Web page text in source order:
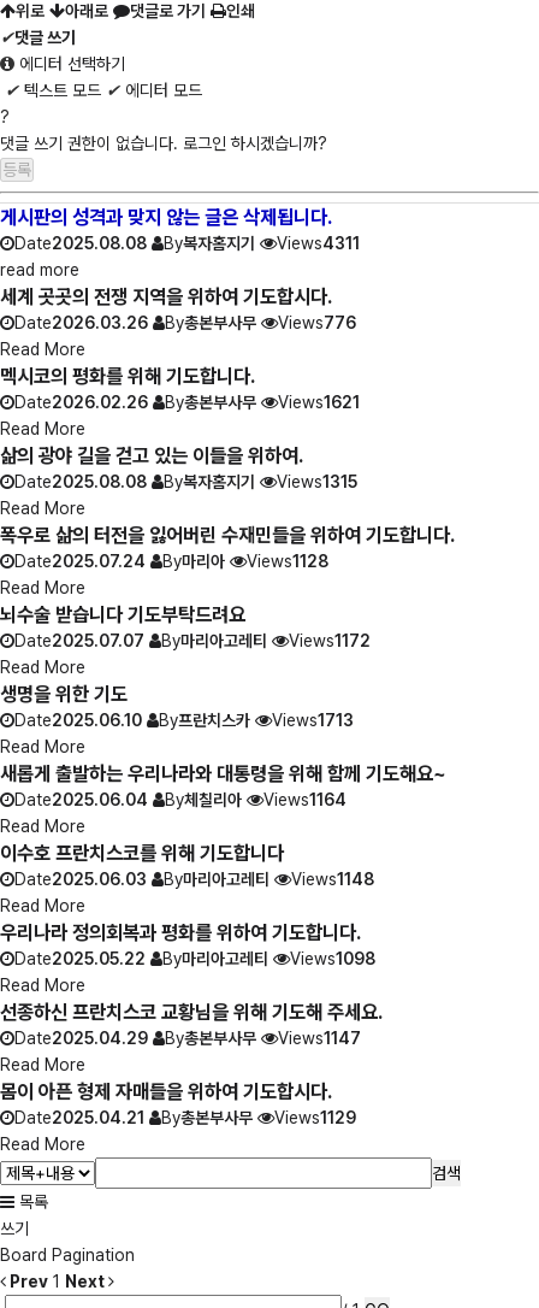
위로
아래로 댓글로 가기
인쇄
✔댓글 쓰기
에디터 선택하기
✔ 텍스트 모드 ✔ 에디터 모드
?
댓글 쓰기 권한이 없습니다. 로그인 하시겠습니까?
게시판의 성격과 맞지 않는 글은 삭제됩니다.
Date2025.08.08 By복자홈지기 Views4311
read more
세계 곳곳의 전쟁 지역을 위하여 기도합시다.
Date2026.03.26 By총본부사무 Views776
Read More
멕시코의 평화를 위해 기도합니다.
Date2026.02.26 By총본부사무 Views1621
Read More
삶의 광야 길을 걷고 있는 이들을 위하여.
Date2025.08.08 By복자홈지기 Views1315
Read More
폭우로 삶의 터전을 잃어버린 수재민들을 위하여 기도합니다.
Date2025.07.24 By마리아 Views1128
Read More
뇌수술 받습니다 기도부탁드려요
Date2025.07.07 By마리아고레티 Views1172
Read More
생명을 위한 기도
Date2025.06.10 By프란치스카 Views1713
Read More
새롭게 출발하는 우리나라와 대통령을 위해 함께 기도해요~
Date2025.06.04 By체칠리아 Views1164
Read More
이수호 프란치스코를 위해 기도합니다
Date2025.06.03 By마리아고레티 Views1148
Read More
우리나라 정의회복과 평화를 위하여 기도합니다.
Date2025.05.22 By마리아고레티 Views1098
Read More
선종하신 프란치스코 교황님을 위해 기도해 주세요.
Date2025.04.29 By총본부사무 Views1147
Read More
몸이 아픈 형제 자매들을 위하여 기도합시다.
Date2025.04.21 By총본부사무 Views1129
Read More
검색
목록
쓰기
Board Pagination
Prev 1
Next